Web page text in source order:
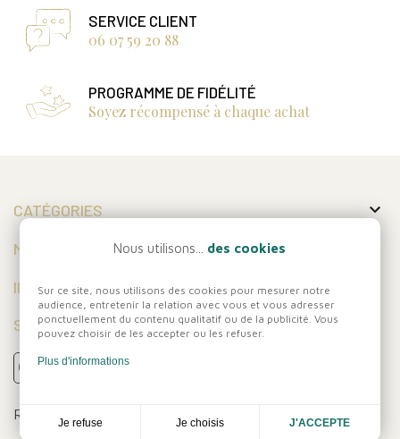
SERVICE CLIENT
06 07 59 20 88
PROGRAMME DE FIDÉLITÉ
Soyez récompensé à chaque achat
CATÉGORIES 
MON COMPTE
INFORMATIONS
SUIVEZ-NOUS
Réalisation
Nous utilisons... des cookies
Sur ce site, nous utilisons des cookies pour mesurer notre
audience, entretenir la relation avec vous et vous adresser
ponctuellement du contenu qualitatif ou de la publicité. Vous
pouvez choisir de les accepter ou les refuser.
Plus d'informations
Je refuse Je choisis J'ACCEPTE